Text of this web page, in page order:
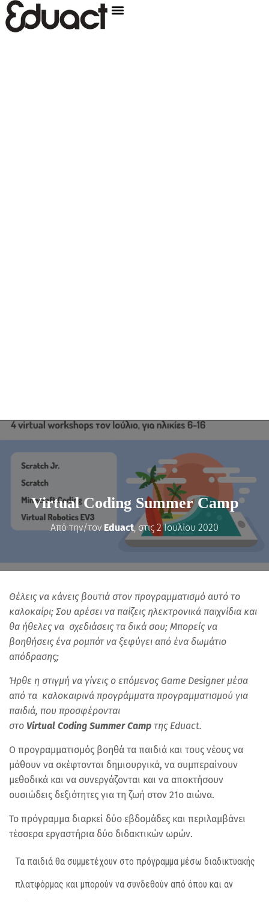
Virtual Coding Summer Camp
Από την/τον Eduact, στις 2 Ιουλίου 2020
Θέλεις να κάνεις βουτιά στον προγραμματισμό αυτό το
καλοκαίρι; Σου αρέσει να παίζεις ηλεκτρονικά παιχνίδια και
θα ήθελες να σχεδιάσεις τα δικά σου; Μπορείς να
βοηθήσεις ένα ρομπότ να ξεφύγει από ένα δωμάτιο
απόδρασης;
Ήρθε η στιγμή να γίνεις ο επόμενος Game Designerμέσα
από τα καλοκαιρινά προγράμματα προγραμματισμού για
παιδιά, που προσφέρονται
στο Virtual Coding Summer Camp της Eduact.
Ο προγραμματισμός βοηθά τα παιδιά και τους νέους να
μάθουν να σκέφτονται δημιουργικά, να συμπεραίνουν
μεθοδικά και να συνεργάζονται και να αποκτήσουν
ουσιώδεις δεξιότητες για τη ζωή στον 21ο αιώνα.
Το πρόγραμμα διαρκεί δύο εβδομάδες και περιλαμβάνει
τέσσερα εργαστήρια δύο διδακτικών ωρών.
Τα παιδιά θα συμμετέχουν στο πρόγραμμα μέσω διαδικτυακής
πλατφόρμας και μπορούν να συνδεθούν από όπου και αν